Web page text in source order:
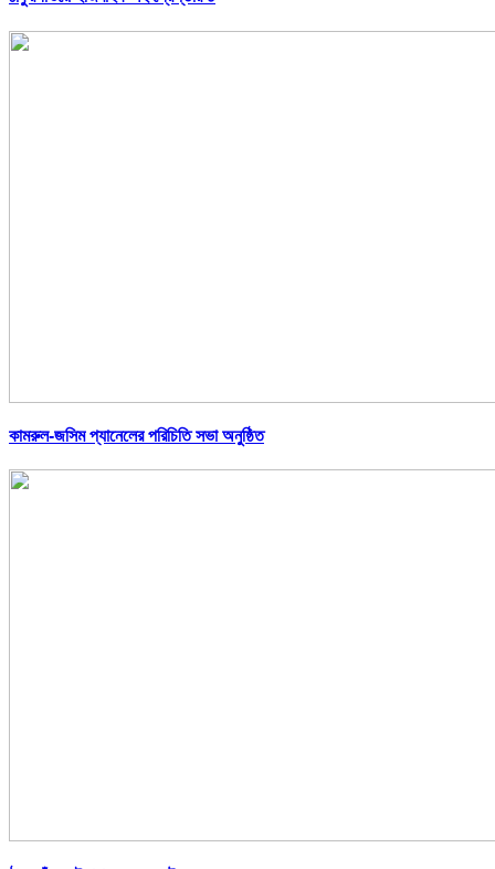
কামরুল-জসিম প্যানেলের পরিচিতি সভা অনুষ্ঠিত